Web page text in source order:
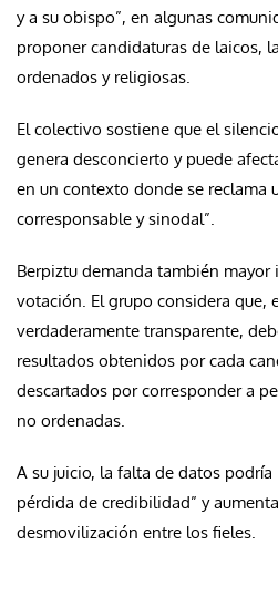
y a su obispo”, en algunas
proponer candidaturas de laicos,
ordenados y religiosas.
El colectivo sostiene que el
genera desconcierto y puede
en un contexto donde se reclama
corresponsable y sinodal”.
Berpiztu demanda también
votación. El grupo considera que,
verdaderamente transparente,
resultados obtenidos por cada
descartados por corresponder a
no ordenadas.
A su juicio, la falta de datos
pérdida de credibilidad” y
desmovilización entre los fieles.